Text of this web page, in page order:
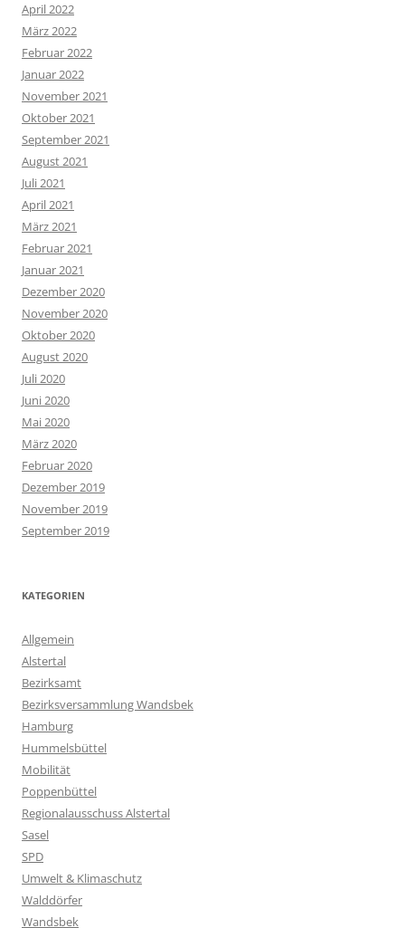
April 2022
März 2022
Februar 2022
Januar 2022
November 2021
Oktober 2021
September 2021
August 2021
Juli 2021
April 2021
März 2021
Februar 2021
Januar 2021
Dezember 2020
November 2020
Oktober 2020
August 2020
Juli 2020
Juni 2020
Mai 2020
März 2020
Februar 2020
Dezember 2019
November 2019
September 2019
KATEGORIEN
Allgemein
Alstertal
Bezirksamt
Bezirksversammlung Wandsbek
Hamburg
Hummelsbüttel
Mobilität
Poppenbüttel
Regionalausschuss Alstertal
Sasel
SPD
Umwelt & Klimaschutz
Walddörfer
Wandsbek